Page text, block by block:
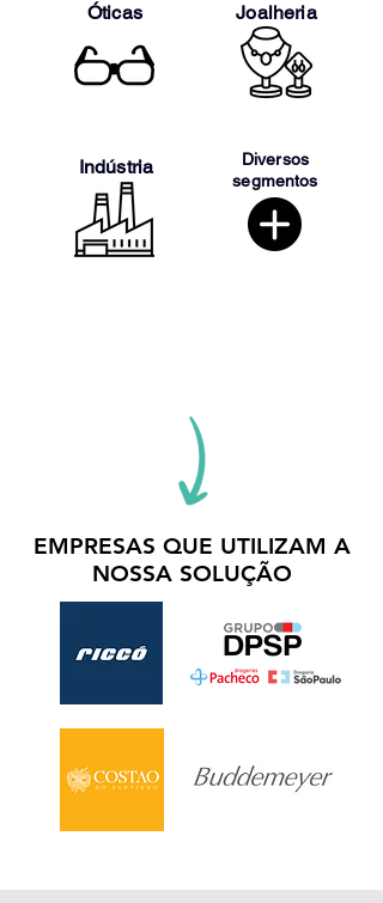
Óticas Joalheria
Indústria
Diversos
segmentos
EMPRESAS QUE UTILIZAM A
NOSSA SOLUÇÃO